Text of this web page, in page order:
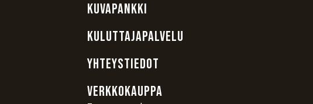
KUVAPANKKI
KULUTTAJAPALVELU
YHTEYSTIEDOT
VERKKOKAUPPA